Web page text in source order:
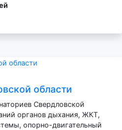
области
Свердловской
органов дыхания, ЖКТ,
опорно-двигательный